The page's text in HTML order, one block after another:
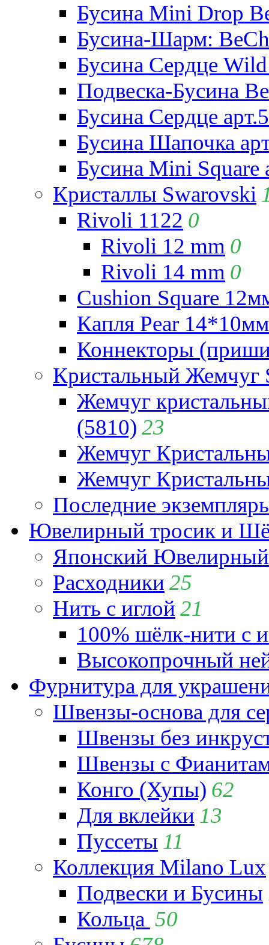
Бусина Mini Drop
Бусина-Шарм:
Бусина Сердце
Подвеска-Бусина
Бусина Сердце
Бусина Шапочка
Бусина Mini Square
Кристаллы Swarovski
Rivoli 1122 0
Rivoli 12 mm 0
Rivoli 14 mm 0
Cushion Square
Капля Pear
Коннекторы
Кристальный Жемчуг
Жемчуг
(5810) 23
Жемчуг
Жемчуг
Последние
Ювелирный тросик и
Японский
Расходники 25
Нить с иглой 21
100% шёлк-нити с
Высокопрочный
Фурнитура для
Швензы-основа для
Швензы без
Швензы с
Конго (Хупы) 62
Для вклейки 13
Пуссеты 11
Коллекция Milano Lux
Подвески и Бусины
Кольца 50